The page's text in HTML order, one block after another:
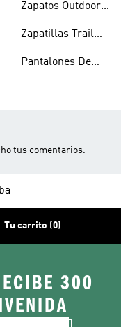
Montañismo
Zapatos Outdoor
Zapatillas Trail
Pantalones De
tus comentarios.
Tu carrito (0)
300